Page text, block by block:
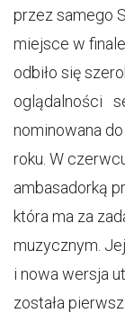
przez samego
miejsce w
odbiło się
oglądalności
nominowana
roku. W
ambasadorką
która ma za
muzycznym.
i nowa wersja
została